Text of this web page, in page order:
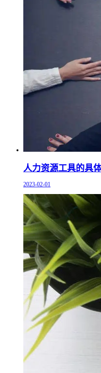
人力资源工具的具
2023-02-01